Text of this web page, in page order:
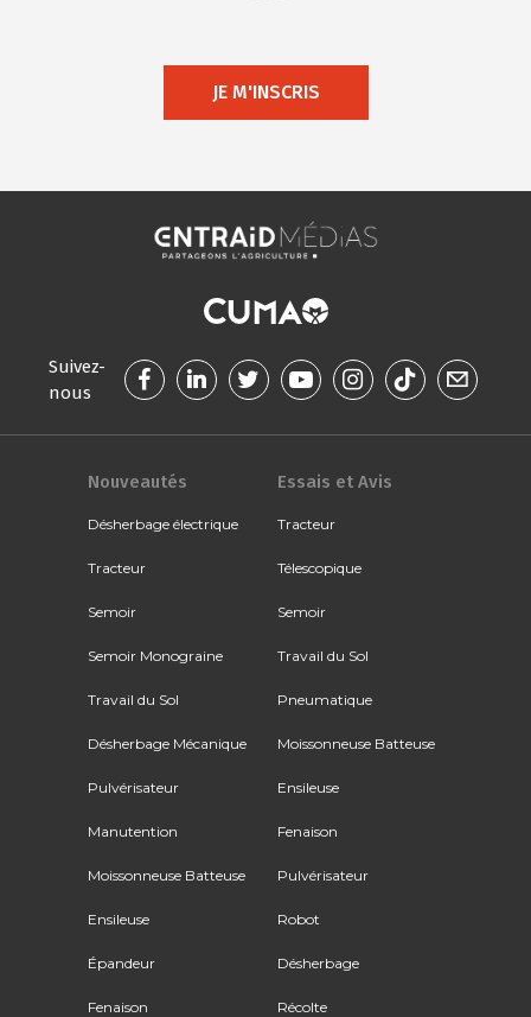
JE M'INSCRIS
Suivez-
nous
Nouveautés
Désherbage électrique
Tracteur
Semoir
Semoir Monograine
Travail du Sol
Désherbage Mécanique
Pulvérisateur
Manutention
Moissonneuse Batteuse
Ensileuse
Épandeur
Fenaison
Essais et Avis
Tracteur
Télescopique
Semoir
Travail du Sol
Pneumatique
Moissonneuse Batteuse
Ensileuse
Fenaison
Pulvérisateur
Robot
Désherbage
Récolte